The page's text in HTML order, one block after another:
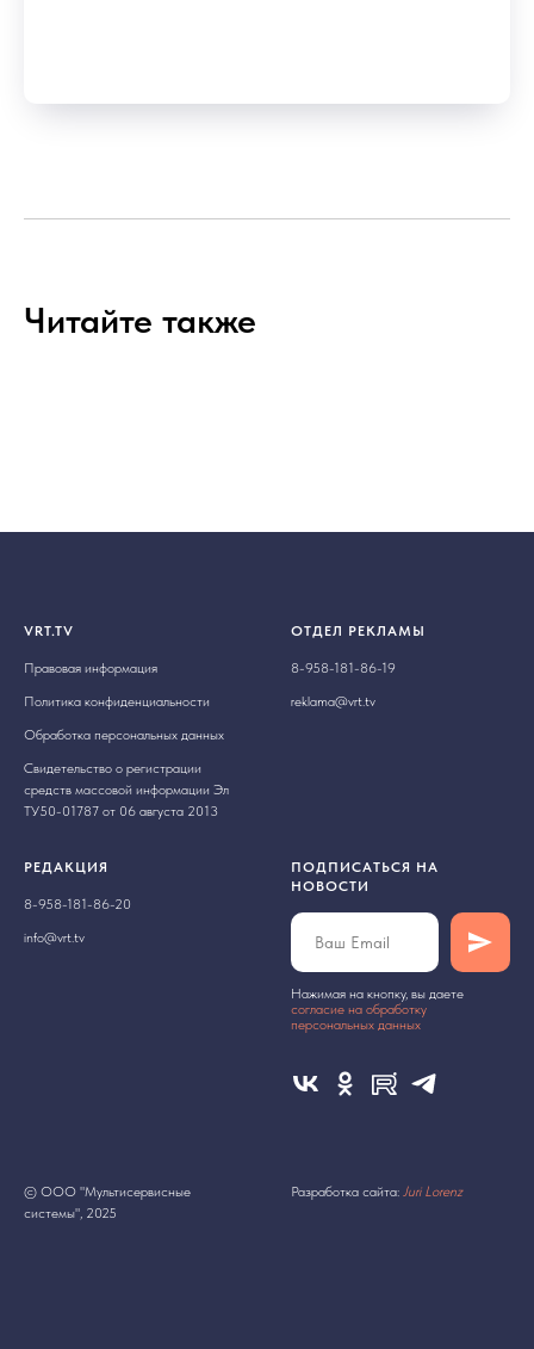
Читайте также
VRT.TV
Правовая информация
Политика конфиденциальности
Обработка персональных данных
Свидетельство о регистрации
средств массовой информации Эл
ТУ50-01787 от 06 августа 2013
ОТДЕЛ РЕКЛАМЫ
8-958-181-86-19
reklama@vrt.tv
РЕДАКЦИЯ
8-958-181-86-20
info@vrt.tv
ПОДПИСАТЬСЯ НА
НОВОСТИ
Нажимая на кнопку, вы даете
cогласие на обработку
персональных данных
© ООО "Мультисервисные
системы", 2025
Разработка сайта: Juri Lorenz